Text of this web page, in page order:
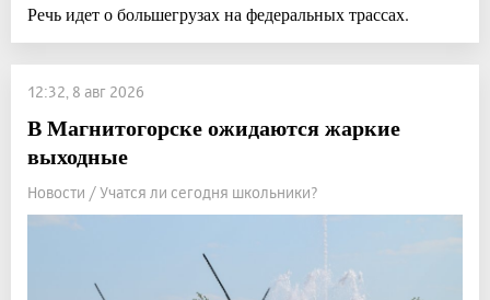
Речь идет о большегрузах на федеральных трассах.
12:32, 8 авг 2026
В Магнитогорске ожидаются жаркие
выходные
Новости / Учатся ли сегодня школьники?